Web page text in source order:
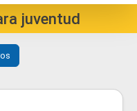
juventud